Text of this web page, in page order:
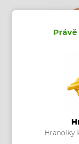
-
velká
Nano,
značky